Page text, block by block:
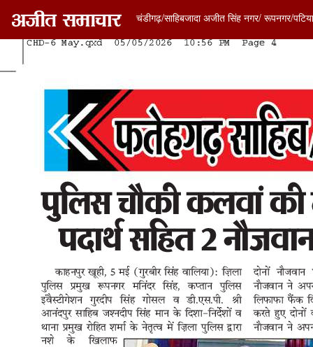
चंडीगढ़/साहिबजादा अजीत सिंह नगर/ रूपनगर/